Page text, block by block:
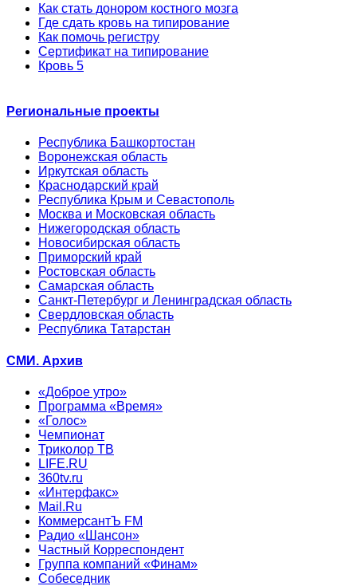
Как стать донором костного мозга
Где сдать кровь на типирование
Как помочь регистру
Сертификат на типирование
Кровь 5
Региональные проекты
Республика Башкортостан
Воронежская область
Иркутская область
Краснодарский край
Республика Крым и Севастополь
Москва и Московская область
Нижегородская область
Новосибирская область
Приморский край
Ростовская область
Самарская область
Санкт-Петербург и Ленинградская область
Свердловская область
Республика Татарстан
СМИ. Архив
«Доброе утро»
Программа «Время»
«Голос»
Чемпионат
Триколор ТВ
LIFE.RU
360tv.ru
«Интерфакс»
Mail.Ru
КоммерсантЪ FM
Радио «Шансон»
Частный Корреспондент
Группа компаний «Финам»
Собеседник